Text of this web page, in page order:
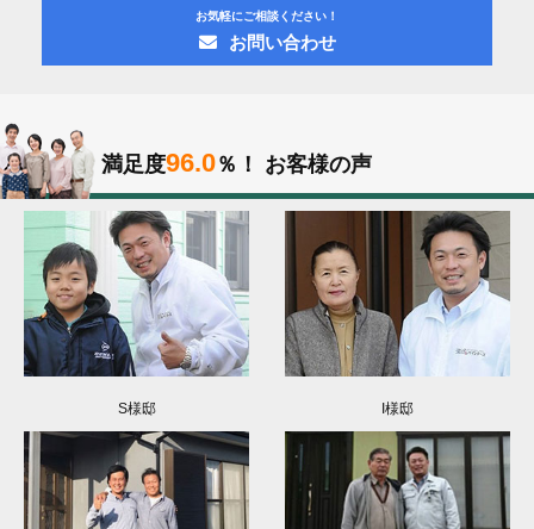
お気軽にご相談ください！
お問い合わせ
満足度96.0％！ お客様の声
S様邸 I様邸